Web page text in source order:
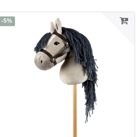
-5%